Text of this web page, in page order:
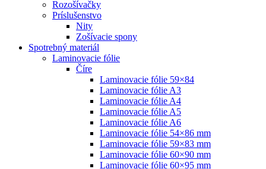
Rozošívačky
Príslušenstvo
Nity
Zošívacie spony
Spotrebný materiál
Laminovacie fólie
Číre
Laminovacie fólie 59×84
Laminovacie fólie A3
Laminovacie fólie A4
Laminovacie fólie A5
Laminovacie fólie A6
Laminovacie fólie 54×86 mm
Laminovacie fólie 59×83 mm
Laminovacie fólie 60×90 mm
Laminovacie fólie 60×95 mm